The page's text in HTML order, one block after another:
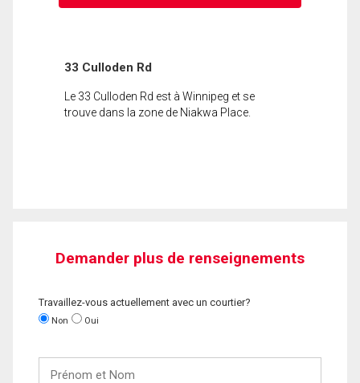
33 Culloden Rd
Le 33 Culloden Rd est à Winnipeg et se
trouve dans la zone de Niakwa Place.
Demander plus de renseignements
Travaillez-vous actuellement avec un courtier?
Non Oui